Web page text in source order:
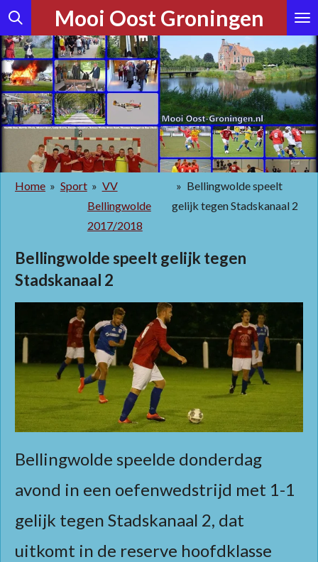
Ga
direct
naar
de
hoofdinhoud
Mooi Oost Groningen
Home » Sport » VV
Bellingwolde
2017/2018
» Bellingwolde speelt
gelijk tegen Stadskanaal 2
Bellingwolde speelt gelijk tegen
Stadskanaal 2
Bellingwolde speelde donderdag
avond in een oefenwedstrijd met 1-1
gelijk tegen Stadskanaal 2, dat
uitkomt in de reserve hoofdklasse